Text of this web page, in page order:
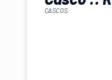
CASCOS